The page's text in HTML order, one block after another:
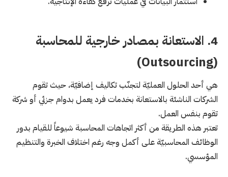
4. الاستعانة بمصادر خارجية للمحاسبة
(Outsourcing)
هي أحد الحلول العمليّة لتجنّب تكاليف إضافيّة، حيث تقوم
الشركات الناشئة بالاستعانة بخدمات فرد يعمل بدوام جزئي أو شركة
تقوم بنفس العمل.
تعتبر هذه الطريقة من أكثر اتجاهات المحاسبة شيوعاً للقيام بدور
الوظائف المحاسبيّة على أكمل وجه رغم اختلاف الخبرة والتنظيم
المؤسسي.